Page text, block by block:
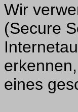
Wir
(Secure
eines